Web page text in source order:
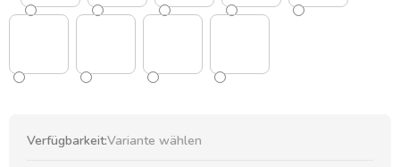
Verfügbarkeit:Variante wählen